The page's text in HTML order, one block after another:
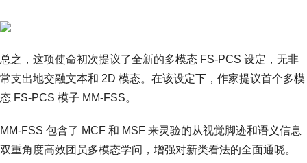
总之，这项使命初次提议了全新的多模态 FS-PCS 设定，无非
常支出地交融文本和 2D 模态。在该设定下，作家提议首个多模
态 FS-PCS 模子 MM-FSS。
MM-FSS 包含了 MCF 和 MSF 来灵验的从视觉脚迹和语义信息
双重角度高效团员多模态学问，增强对新类看法的全面通晓。